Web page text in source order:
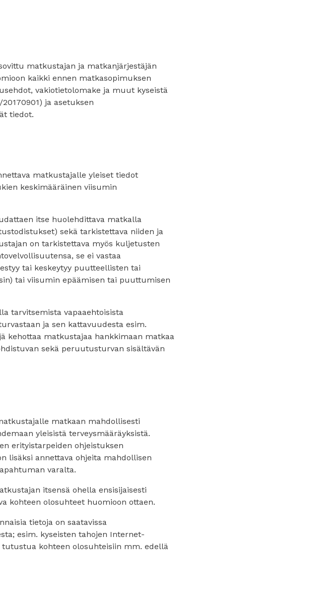
matkustajan ja matkanjärjestäjän
kaikki ennen matkasopimuksen
vakiotietolomake ja muut kyseistä
ja asetuksen
tiedot.
matkustajalle yleiset tiedot
keskimääräinen viisumin
itse huolehdittava matkalla
sekä tarkistettava niiden ja
on tarkistettava myös kuljetusten
se ei vastaa
tai keskeytyy puutteellisten tai
tai viisumin epäämisen tai puuttumisen
tarvitsemista vapaaehtoisista
ja sen kattavuudesta esim.
kehottaa matkustajaa hankkimaan matkaa
sekä peruutusturvan sisältävän
matkaan mahdollisesti
yleisistä terveysmääräyksistä.
erityistarpeiden ohjeistuksen
lisäksi annettava ohjeita mahdollisen
varalta.
itsensä ohella ensisijaisesti
kohteen olosuhteet huomioon ottaen.
tietoja on saatavissa
esim. kyseisten tahojen Internet-
kohteen olosuhteisiin mm. edellä